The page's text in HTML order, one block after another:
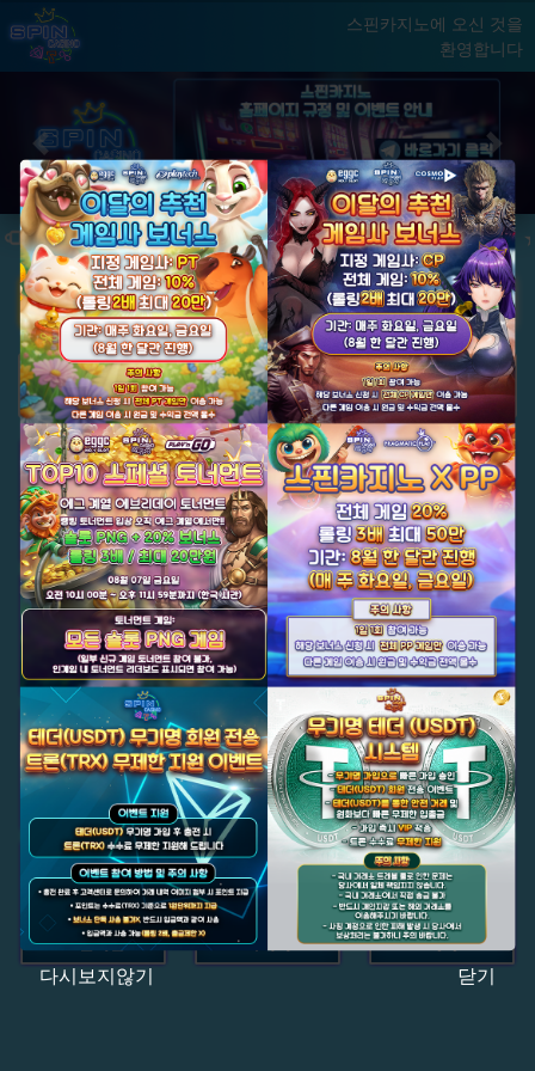
다시보지않기 닫기
스핀카지노에 오신 것을
환영합니다
게임
Previous
Next
★ 국내 최초, 국내 슬롯 1등 에그계열 ★ ★